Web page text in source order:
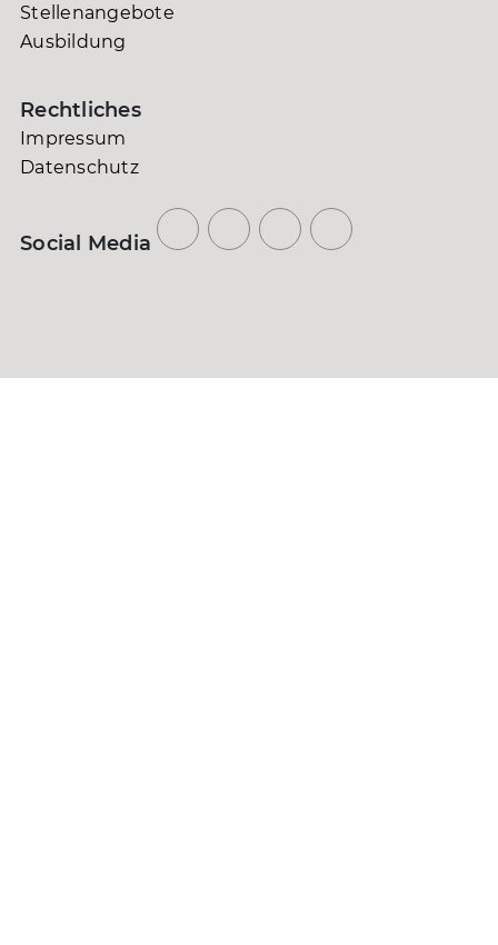
Stellenangebote
Ausbildung
Rechtliches
Impressum
Datenschutz
Social Media